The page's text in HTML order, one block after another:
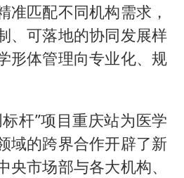
准匹配不同机构需求，
、可落地的协同发展样
形体管理向专业化、规
杆”项目重庆站为医学
域的跨界合作开辟了新
央市场部与各大机构、